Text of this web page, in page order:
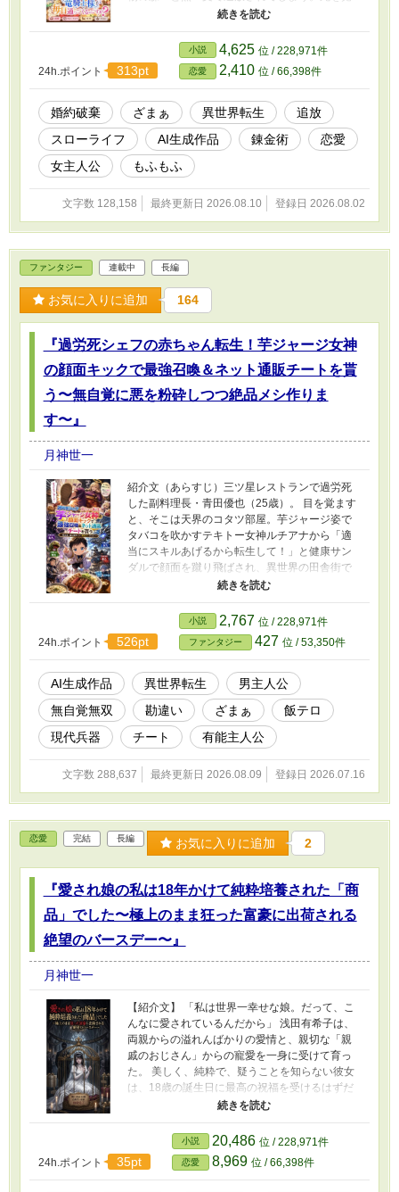
悟した森の奥深く。クロエは瀕死の重傷を負っ
た巨大な竜と出会う。 放っておけず、彼女が手
持ちの雑草と湧き水で【ポーション】を作って
与えると――竜の傷が一瞬で完治！ なんとクロ
エの持つユニークスキル【万物昇華（アルケミ
ー・オーバー）】は、触れた素材のポテンシャ
ルを限界突破させ、神話級のアイテムを作り出
せる超絶チート能力だったのだ！（※本人は全
く自覚なし） ​恩を返そうと人化した竜の正体
は、絶世の赤髪美女――伝説の最強火竜・イグ
ニスだった。 「私を救ったのはお前か？ ――ふ
ふ、愛い奴め。今日から私が、お前を世界で一
番甘やかしてやろう」 ​最強の神獣（お姉様）に
過保護なまでに溺愛されながら、クロエは辺境
に。 すると、クロエの作る規格外のアイテム
（美味しいご飯付き）に惹きつけられ、辺境を
治める「氷の死神」と恐れられる最強の黒竜騎
士・レオンハルトが毎日工房に入り浸るように
で……？ ​「ク、クロエ……明日も君の焼いたク
ッキーを……いや、君の手料理を食べに来ても
国ごと消し炭にするぞ辺境伯？」 ​無自覚チート
る！
24h.ポイント 313pt
小説 4,625 位 / 228,971件
恋愛 2,410 位 / 66,398件
婚約破棄 ざまぁ 異世界転生
追放
スローライフ
AI生成作品 錬金術
恋愛
女主人公
もふもふ
文字数 128,158 最終更新日 2026.08.10 登録日 2026.08.02
ファンタジー 連載中 長編
お気に入りに追加 164
​『過労死シェフの赤ちゃん転生！芋ジャージ女神
の顔面キックで最強召喚＆ネット通販チートを貰
う〜無自覚に悪を粉砕しつつ絶品メシ作りま
す〜』
月神世一
紹介文（あらすじ） ​三ツ星レストランで過労死
した副料理長・青田優也（25歳）。 目を覚ます
と、そこは天界のコタツ部屋。芋ジャージ姿で
タバコを吹かすテキトー女神ルチアナから「適
当にスキルあげるから転生して！」と健康サン
ダルで顔面を蹴り飛ばされ、異世界の田舎街で
赤ちゃん『リアン』として強制転生させられて
和に育つリアン。 彼に与えられたユニークスキ
ルは、徳を積むと地球のアイテムが買える【善
行型ネット通販】……だったはずが、女神のや
らかしで【召喚】スキルに偽装されていた！？
その結果呼び出せるようになったのは、何でも
喰らうスライムワーム、家を建てるDIY暗殺者の
影、広域殲滅プラズマ砲を撃つ機械竜、果ては
戦術核搭載の超巨大空母打撃艦隊（AI付き）と
いう、規格外のオーバーキル召喚獣たちだっ
た！ ​「いや、俺は美味しいご飯を作ってスロー
ライフを送りたいだけなんだが！？」 ​前世で極
めた三ツ星シェフの料理腕前と、祖父から叩き
込まれた将軍の総合武術『天極流』、そして簿
記1級の圧倒的な計算能力。 リアンはこれらの前
世の遺産とチート召喚獣を駆使し、自分の平穏
と絶品メシを脅かす悪党を完膚なきまでに粉砕
していく！ ​「このクソガキが俺をやったん
だ！」と泣き叫ぶ泥棒も、周囲からは「騎士団
長の息子（5歳）に負けるわけないだろ、戯言を
抜かすな！」と勘違いされ、完璧に隠蔽される
始末。 ​圧倒的無双×絶品異世界メシ×勘違いざま
24h.ポイント 526pt
小説 2,767 位 / 228,971件
ファンタジー 427 位 / 53,350件
AI生成作品 異世界転生
男主人公
無自覚無双
勘違い ざまぁ
飯テロ
現代兵器
チート 有能主人公
文字数 288,637 最終更新日 2026.08.09 登録日 2026.07.16
恋愛 完結 長編 お気に入りに追加 2
『愛され娘の私は18年かけて純粋培養された「商
品」でした〜極上のまま狂った富豪に出荷される
絶望のバースデー〜』
月神世一
【紹介文】 「私は世界一幸せな娘。だって、こ
んなに愛されているんだから」 浅田有希子は、
両親からの溢れんばかりの愛情と、親切な「親
戚のおじさん」からの寵愛を一身に受けて育っ
た。 美しく、純粋で、疑うことを知らない彼女
は、18歳の誕生日に最高の祝福を受けるはずだ
った。 ――しかし、彼女は知らない。 自分が産
値で出荷する金融商品」でしかなかったこと
を。 優しいおじさんが、無菌室で育つ少女を味
わい尽くすためだけに莫大な金を積んだ「異常
な捕食者」であることを。 彼女の肌の美しさ
24h.ポイント 35pt
小説 20,486 位 / 228,971件
恋愛 8,969 位 / 66,398件